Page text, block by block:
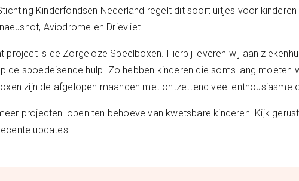
Kinderfondsen Nederland regelt dit soort uitjes voor
Aviodrome en Drievliet.
project is de Zorgeloze Speelboxen. Hierbij leveren wij aan
de spoedeisende hulp. Zo hebben kinderen die soms lang moeten
zijn de afgelopen maanden met ontzettend veel enthousiasme
projecten lopen ten behoeve van kwetsbare kinderen. Kijk
updates.